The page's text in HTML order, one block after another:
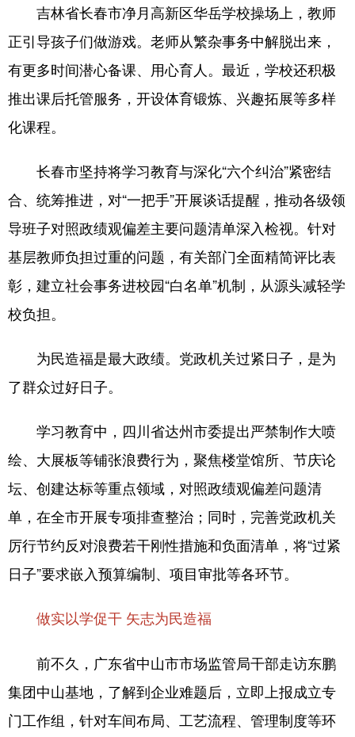
吉林省长春市净月高新区华岳学校操场上，教师
正引导孩子们做游戏。老师从繁杂事务中解脱出来，
有更多时间潜心备课、用心育人。最近，学校还积极
推出课后托管服务，开设体育锻炼、兴趣拓展等多样
化课程。
长春市坚持将学习教育与深化“六个纠治”紧密结
合、统筹推进，对“一把手”开展谈话提醒，推动各级领
导班子对照政绩观偏差主要问题清单深入检视。针对
基层教师负担过重的问题，有关部门全面精简评比表
彰，建立社会事务进校园“白名单”机制，从源头减轻学
校负担。
为民造福是最大政绩。党政机关过紧日子，是为
了群众过好日子。
学习教育中，四川省达州市委提出严禁制作大喷
绘、大展板等铺张浪费行为，聚焦楼堂馆所、节庆论
坛、创建达标等重点领域，对照政绩观偏差问题清
单，在全市开展专项排查整治；同时，完善党政机关
厉行节约反对浪费若干刚性措施和负面清单，将“过紧
日子”要求嵌入预算编制、项目审批等各环节。
做实以学促干 矢志为民造福
前不久，广东省中山市市场监管局干部走访东鹏
集团中山基地，了解到企业难题后，立即上报成立专
门工作组，针对车间布局、工艺流程、管理制度等环